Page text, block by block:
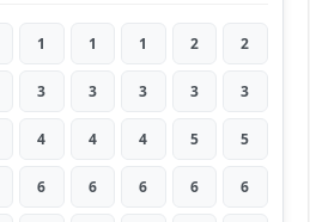
1 1 1 2 2
3 3 3 3 3
4 4 4 5 5
6 6 6 6 6